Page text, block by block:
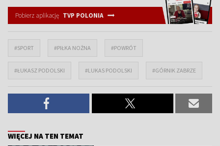
Pobierz aplikację TVP POLONIA
#SPORT #PIŁKA NOŻNA #POWRÓT
#ŁUKASZ PODOLSKI #LUKAS PODOLSKI #GÓRNIK ZABRZE
WIĘCEJ NA TEN TEMAT